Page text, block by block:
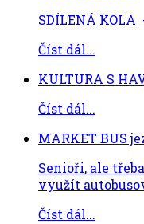
SDÍLENÁ KOLA
Číst dál...
KULTURA S
Číst dál...
MARKET BUS
Senioři, ale
využít
Číst dál...